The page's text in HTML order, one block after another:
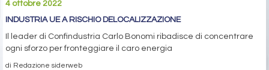
4 ottobre 2022
INDUSTRIA UE A RISCHIO DELOCALIZZAZIONE
Il leader di Confindustria Carlo Bonomi ribadisce di concentrare
ogni sforzo per fronteggiare il caro energia
di Redazione siderweb